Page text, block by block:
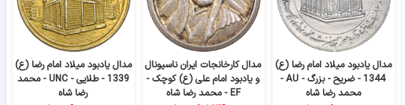
مدال یادبود میلاد امام رضا (ع)
1344 - ضریح - بزرگ - AU -
محمد رضا شاه
مدال کارخانجات ایران ناسیونال
و یادبود امام علی (ع) کوچک -
EF - محمد رضا شاه
مدال یادبود میلاد امام رضا (ع)
1339 - طلایی - UNC - محمد
رضا شاه